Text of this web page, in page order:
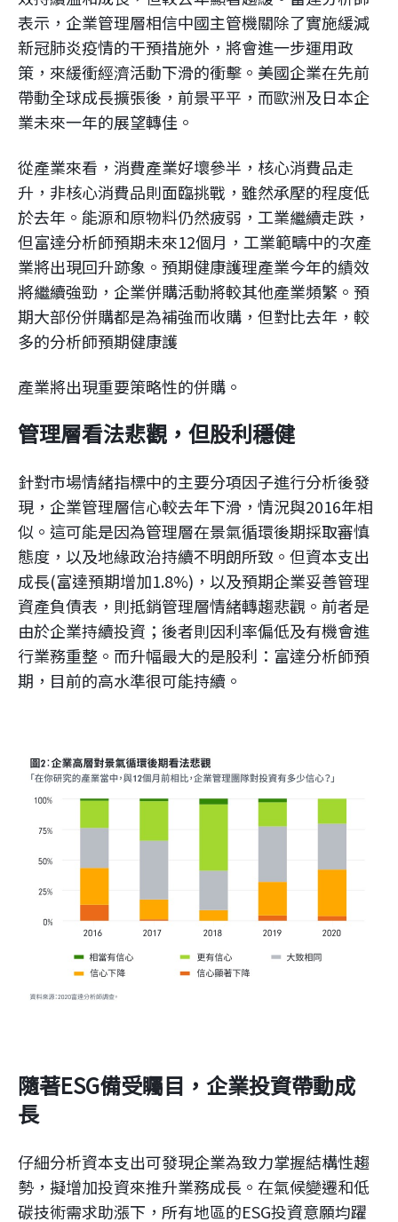
表示，企業管理層相信中國主管機關除了實施緩減
新冠肺炎疫情的干預措施外，將會進一步運用政
策，來緩衝經濟活動下滑的衝擊。美國企業在先前
帶動全球成長擴張後，前景平平，而歐洲及日本企
業未來一年的展望轉佳。
從產業來看，消費產業好壞參半，核心消費品走
升，非核心消費品則面臨挑戰，雖然承壓的程度低
於去年。能源和原物料仍然疲弱，工業繼續走跌，
但富達分析師預期未來12個月，工業範疇中的次產
業將出現回升跡象。預期健康護理產業今年的績效
將繼續強勁，企業併購活動將較其他產業頻繁。預
期大部份併購都是為補強而收購，但對比去年，較
多的分析師預期健康護
產業將出現重要策略性的併購。
管理層看法悲觀，但股利穩健
針對市場情緒指標中的主要分項因子進行分析後發
現，企業管理層信心較去年下滑，情況與2016年相
似。這可能是因為管理層在景氣循環後期採取審慎
態度，以及地緣政治持續不明朗所致。但資本支出
成長(富達預期增加1.8%)，以及預期企業妥善管理
資產負債表，則抵銷管理層情緒轉趨悲觀。前者是
由於企業持續投資；後者則因利率偏低及有機會進
行業務重整。而升幅最大的是股利：富達分析師預
期，目前的高水準很可能持續。
隨著ESG備受矚目，企業投資帶動成
長
仔細分析資本支出可發現企業為致力掌握結構性趨
勢，擬增加投資來推升業務成長。在氣候變遷和低
碳技術需求助漲下，所有地區的ESG投資意願均躍